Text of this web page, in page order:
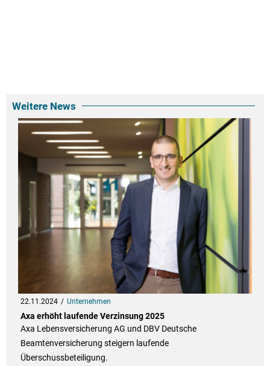
Weitere News
22.11.2024 Unternehmen
Axa erhöht laufende Verzinsung 2025
Axa Lebensversicherung AG und DBV Deutsche
Beamtenversicherung steigern laufende
Überschussbeteiligung.